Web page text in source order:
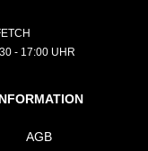
- 17:00 UHR
AGB